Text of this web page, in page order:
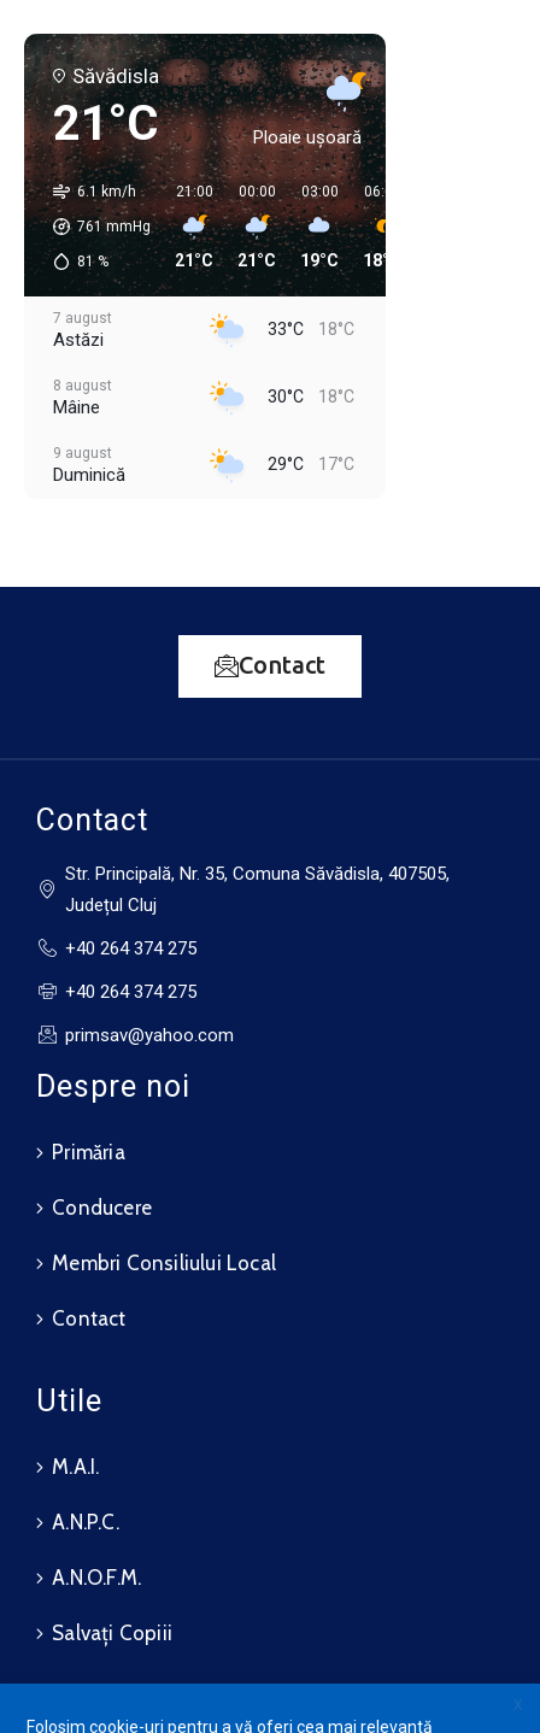
Săvădisla
21°C Ploaie ușoară
6.1 km/h
761mmHg
81%
21:00
21°C
00:00
21°C
03:00
19°C
06:00
18°C
7 august
Astăzi 33°C 18°C
8 august
Mâine 30°C 18°C
9 august
Duminică 29°C 17°C
11 august
32°C 20°C
Contact
Contact
Str. Principală, Nr. 35, Comuna Săvădisla, 407505,
Județul Cluj
+40 264 374 275
+40 264 374 275
primsav@yahoo.com
Despre noi
Primăria
Conducere
Membri Consiliului Local
Contact
Utile
M.A.I.
A.N.P.C.
A.N.O.F.M.
Salvați Copiii
X
Folosim cookie-uri pentru a vă oferi cea mai relevantă